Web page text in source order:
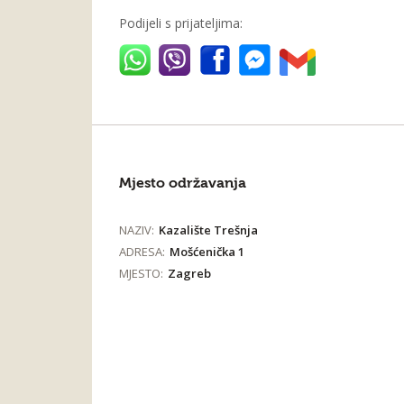
Podijeli s prijateljima:
Mjesto održavanja
NAZIV: Kazalište Trešnja
ADRESA: Mošćenička 1
MJESTO: Zagreb